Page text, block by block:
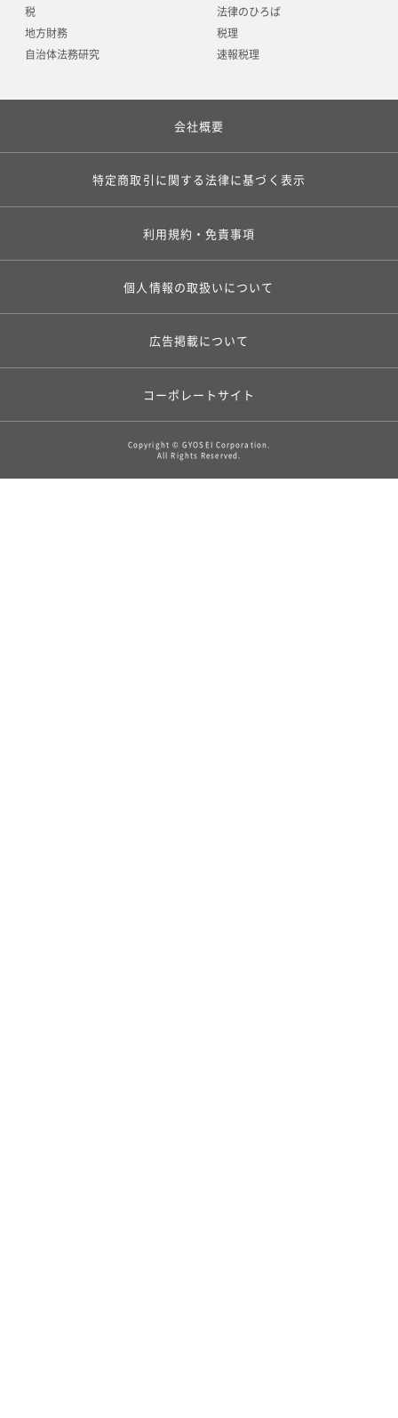
税
地方財務
自治体法務研究
法律のひろば
税理
速報税理
会社概要
特定商取引に関する法律に基づく表示
利用規約・免責事項
個人情報の取扱いについて
広告掲載について
コーポレートサイト
Copyright © GYOSEI Corporation.
All Rights Reserved.